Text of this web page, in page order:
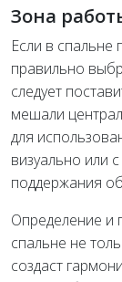
Зона
Если в спальне
правильно
следует
мешали
для
визуально или
поддержания
Определение и
спальне не
создаст